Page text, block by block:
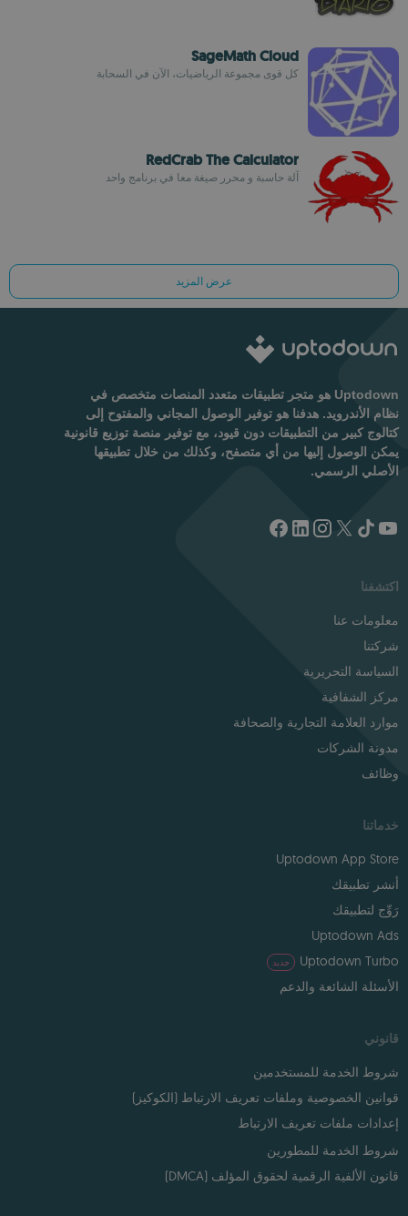
SageMath Cloud
كل قوى مجموعة الرياضيات، الآن في السحابة
RedCrab The Calculator
آلة حاسبة و محرر صيغة معا في برنامج واحد
عرض المزيد
Uptodown هو متجر تطبيقات متعدد المنصات متخصص في
نظام الأندرويد. هدفنا هو توفير الوصول المجاني والمفتوح إلى
كتالوج كبير من التطبيقات دون قيود، مع توفير منصة توزيع قانونية
يمكن الوصول إليها من أي متصفح، وكذلك من خلال تطبيقها
الأصلي الرسمي.
اكتشفنا
معلومات عنا
شركتنا
السياسة التحريرية
مركز الشفافية
موارد العلامة التجارية والصحافة
مدونة الشركات
وظائف
خدماتنا
Uptodown App Store
أنشر تطبيقك
رَوِّج لتطبيقك
Uptodown Ads
Uptodown Turbo
جديد
الأسئلة الشائعة والدعم
قانوني
شروط الخدمة للمستخدمين
قوانين الخصوصية وملفات تعريف الارتباط (الكوكيز)
إعدادات ملفات تعريف الارتباط
شروط الخدمة للمطورين
قانون الألفية الرقمية لحقوق المؤلف (DMCA)